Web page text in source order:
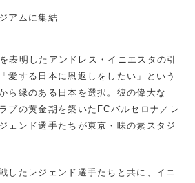
アムに集結
表明したアンドレス・イニエスタの引
愛する日本に恩返しをしたい」という
ら縁のある日本を選択。彼の偉大な
ブの黄金期を築いたFCバルセロナ／レ
ェンド選手たちが東京・味の素スタジ
したレジェンド選手たちと共に、イニ